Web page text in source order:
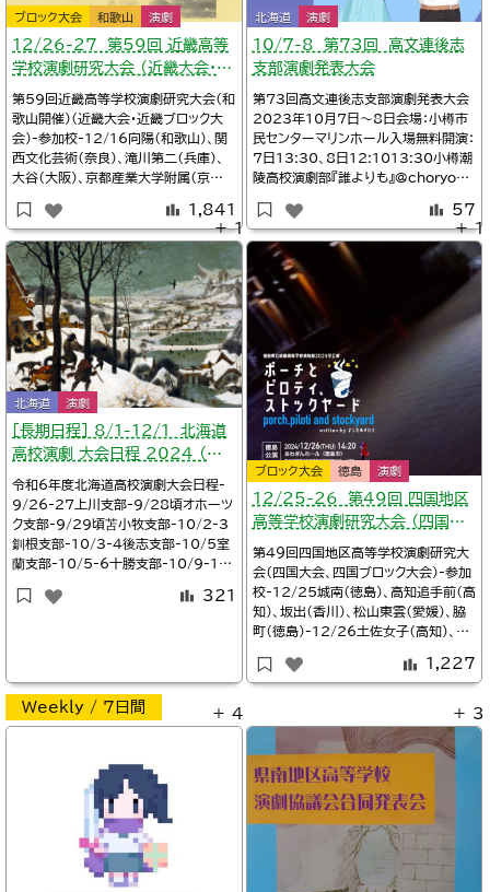
ブロック大会 和歌山 演劇
12/26-27 第59回 近畿高等
学校演劇研究大会 （近畿大会・和
歌山開催）
第59回近畿高等学校演劇研究大会（和
歌山開催）（近畿大会・近畿ブロック大
会）-参加校-12/16向陽（和歌山）、関
西文化芸術（奈良）、滝川第二（兵庫）、
大谷（大阪）、京都産業大学附属（京
歌山）、精華（大阪）、水口東（滋賀）、神
戸常盤女子（兵庫）2024年１２月２６日
～２７日会場：和歌山和歌山市・和歌山
県民文化会館大ホール開演9:40一般
公開あり・入場無料・
1,841
北海道 演劇
10/7-8 第73回 高文連後志
支部演劇発表大会
第73回高文連後志支部演劇発表大会
2023年10月7日～8日会場：小樽市
民センターマリンホール入場無料開演：
7日13:30、8日12:1013:30小樽潮
陵高校演劇部『誰よりも』@choryoge
小樽桜陽高校演劇部12:10余市紅志
高校演劇部13:20小樽明峰高校演劇
部『君死にたまうことなかれ』関連小樽
明峰高等学校/校長だより【134号】役
作りがんばれ！
57
北海道 演劇
［長期日程］ 8/1-12/1 北海道
高校演劇 大会日程 2024 （一
覧）
令和6年度北海道高校演劇大会日程-
9/26-27上川支部-9/28頃オホーツ
ク支部-9/29頃苫小牧支部-10/2-3
釧根支部-10/3-4後志支部-10/5室
蘭支部-10/5-6十勝支部-10/9-10
認空知-11/15-17第74回全道高等
321
＋ 1
ブロック大会 徳島 演劇
12/25-26 第4９回 四国地区
高等学校演劇研究大会 （四国大
会・徳島開催）
第4９回四国地区高等学校演劇研究大
会（四国大会、四国ブロック大会）-参加
校-12/25城南（徳島）、高知追手前（高
知）、坂出（香川）、松山東雲（愛媛）、脇
町（徳島）-12/26土佐女子（高知）、善
（徳島）2024年12月25日～26日会
場：徳島徳島市・あわぎんホール一般公
開あり・入場無料・予約不要詳細insta
gram/四国演劇大会2024【公式】※
1,227
＋ 1
Weekly / 7日間 ＋ 4 ＋ 3